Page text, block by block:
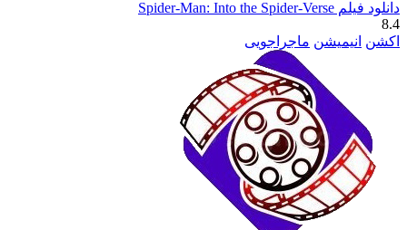
دانلود فیلم Spider-Man: Into the Spider-Verse
8.4
اکشن انیمیشن ماجراجویی